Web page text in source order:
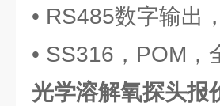
• RS485数字输出
• SS316，POM，
光学溶解氧探头报